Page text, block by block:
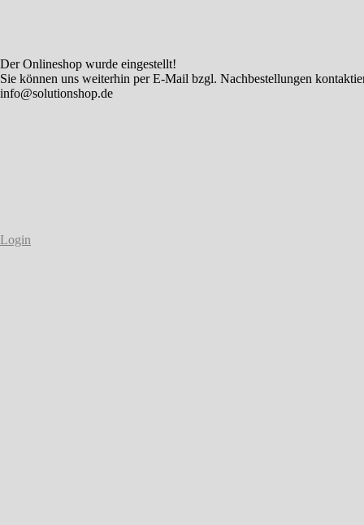
Der Onlineshop wurde eingestellt!
Sie können uns weiterhin per E-Mail bzgl. Nachbestellungen
info@solutionshop.de
Login